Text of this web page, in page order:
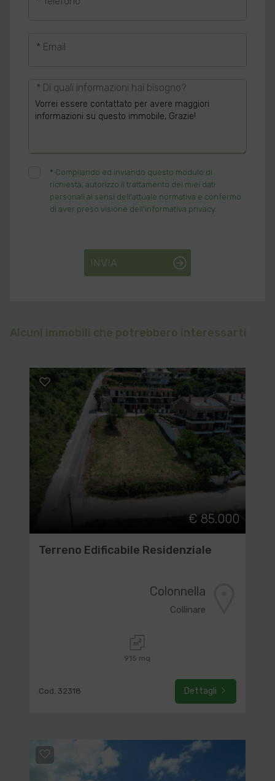
* Email
* Di quali informazioni hai bisogno?
* Compilando ed inviando questo modulo di
richiesta, autorizzo il trattamento dei miei dati
personali ai sensi dell'attuale normativa e confermo
di aver preso visione dell'informativa privacy.
INVIA
Alcuni immobili che potrebbero interessarti
€ 85.000
Terreno Edificabile Residenziale
Colonnella
Collinare
915 mq
Cod. 32318 Dettagli